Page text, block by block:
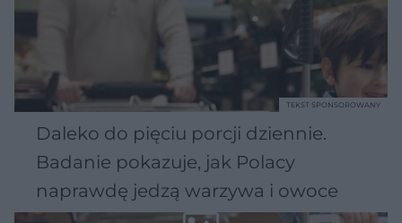
Daleko do pięciu porcji dziennie.
Badanie pokazuje, jak Polacy
naprawdę jedzą warzywa i owoce
TEKST SPONSOROWANY